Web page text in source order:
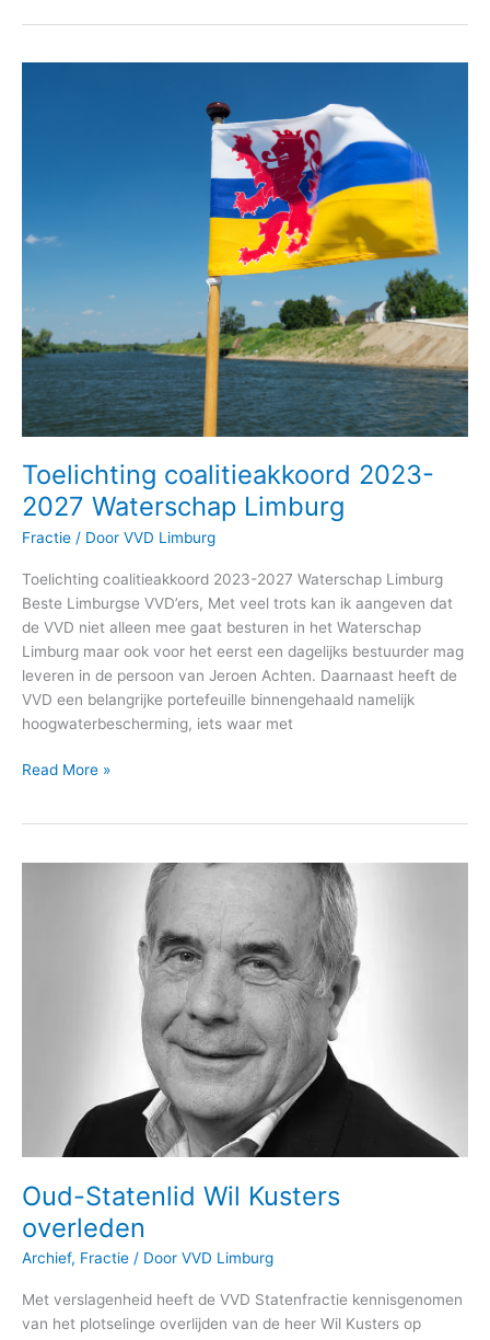
Toelichting coalitieakkoord 2023-
2027 Waterschap Limburg
Fractie / Door VVD Limburg
Toelichting coalitieakkoord 2023-2027 Waterschap Limburg
Beste Limburgse VVD’ers, Met veel trots kan ik aangeven dat
de VVD niet alleen mee gaat besturen in het Waterschap
Limburg maar ook voor het eerst een dagelijks bestuurder mag
leveren in de persoon van Jeroen Achten. Daarnaast heeft de
VVD een belangrijke portefeuille binnengehaald namelijk
hoogwaterbescherming, iets waar met
Read More »
Oud-Statenlid Wil Kusters
overleden
Archief, Fractie / Door VVD Limburg
Met verslagenheid heeft de VVD Statenfractie kennisgenomen
van het plotselinge overlijden van de heer Wil Kusters op